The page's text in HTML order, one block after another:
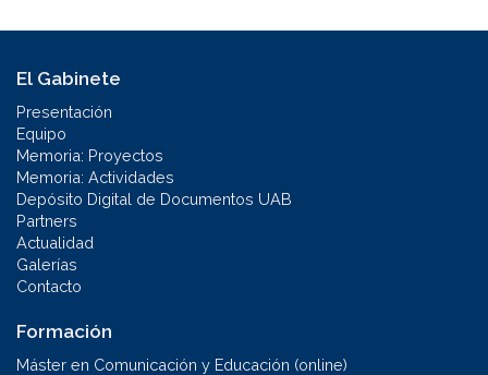
El Gabinete
Presentación
Equipo
Memoria: Proyectos
Memoria: Actividades
Depósito Digital de Documentos UAB
Partners
Actualidad
Galerías
Contacto
Formación
Máster en Comunicación y Educación (online)